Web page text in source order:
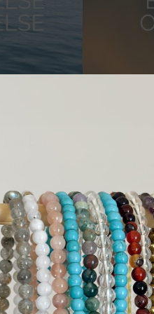
vi
renselse.